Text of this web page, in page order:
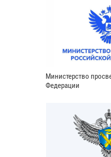
Министерство
Федерации